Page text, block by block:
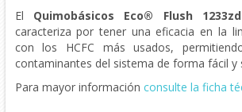
El Quimobásicos Eco® Flush
caracteriza por tener una eficacia en la
con los HCFC más usados,
contaminantes del sistema de forma fácil y
Para mayor información consulte la ficha